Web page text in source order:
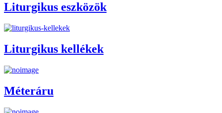
Liturgikus eszközök
Liturgikus kellékek
Méteráru